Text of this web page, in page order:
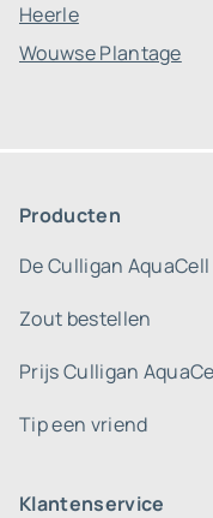
Heerle
Wouwse Plantage
Producten
De Culligan AquaCell
Zout bestellen
Prijs Culligan
Tip een vriend
Klantenservice